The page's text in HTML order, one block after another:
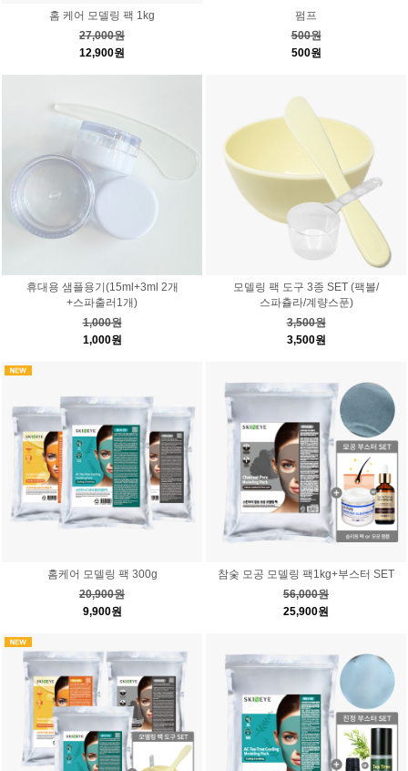
홈 케어 모델링 팩 1kg
27,000원
12,900원
펌프
500원
500원
휴대용 샘플용기(15ml+3ml 2개
+스파출러1개)
1,000원
1,000원
모델링 팩 도구 3종 SET (팩볼/
스파츌라/계량스푼)
3,500원
3,500원
홈케어 모델링 팩 300g
20,900원
9,900원
참숯 모공 모델링 팩1kg+부스터 SET
56,000원
25,900원